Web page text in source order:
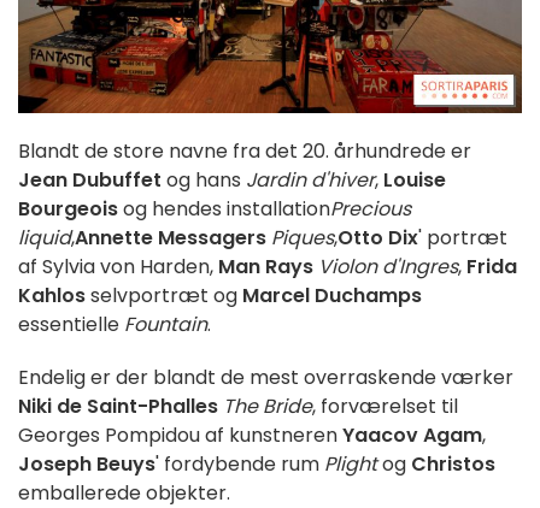
Blandt de store navne fra det 20. århundrede er
Jean Dubuffet og hans Jardin d'hiver, Louise
Bourgeoisog hendes installationPrecious
liquid,Annette Messagers Piques,Otto Dix' portræt
af Sylvia von Harden, Man Rays Violon d'Ingres, Frida
Kahlosselvportræt og Marcel Duchamps
essentielle Fountain.
Endelig er der blandt de mest overraskende værker
Niki de Saint-Phalles The Bride, forværelset til
Georges Pompidou af kunstnerenYaacov Agam,
Joseph Beuys' fordybende rum Plightog Christos
emballerede objekter.